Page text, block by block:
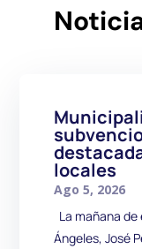
locales
Ago 5, 2026
La mañana
Ángeles, José